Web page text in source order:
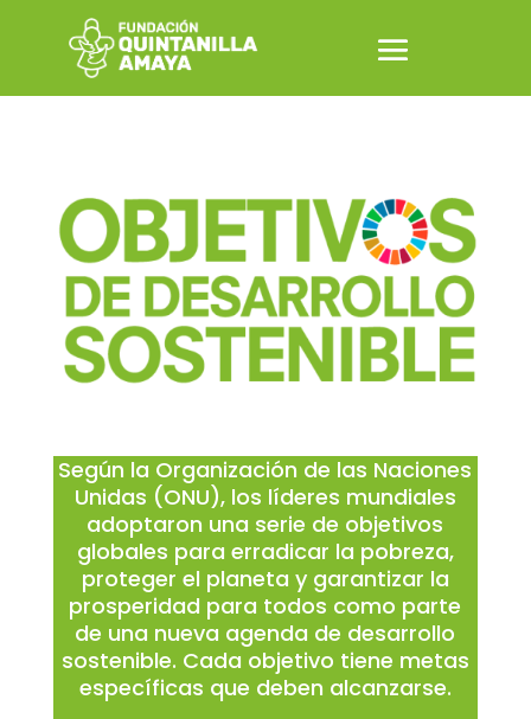
Según la Organización de las Naciones
Unidas (ONU), los líderes mundiales
adoptaron una serie de objetivos
globales para erradicar la pobreza,
proteger el planeta y garantizar la
prosperidad para todos como parte
de una nueva agenda de desarrollo
sostenible. Cada objetivo tiene metas
específicas que deben alcanzarse.